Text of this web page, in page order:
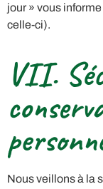
jour » vous
celle-ci).
VII.
Nous veillons à la